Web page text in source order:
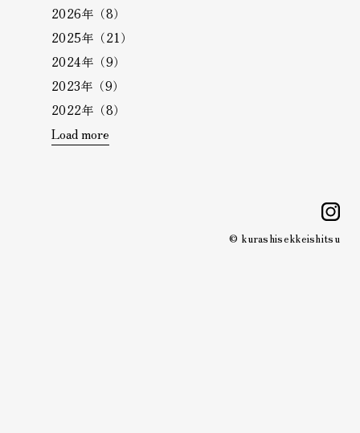
2026年（8）
2025年（21）
2024年（9）
2023年（9）
2022年（8）
Load more
© kurashisekkeishitsu